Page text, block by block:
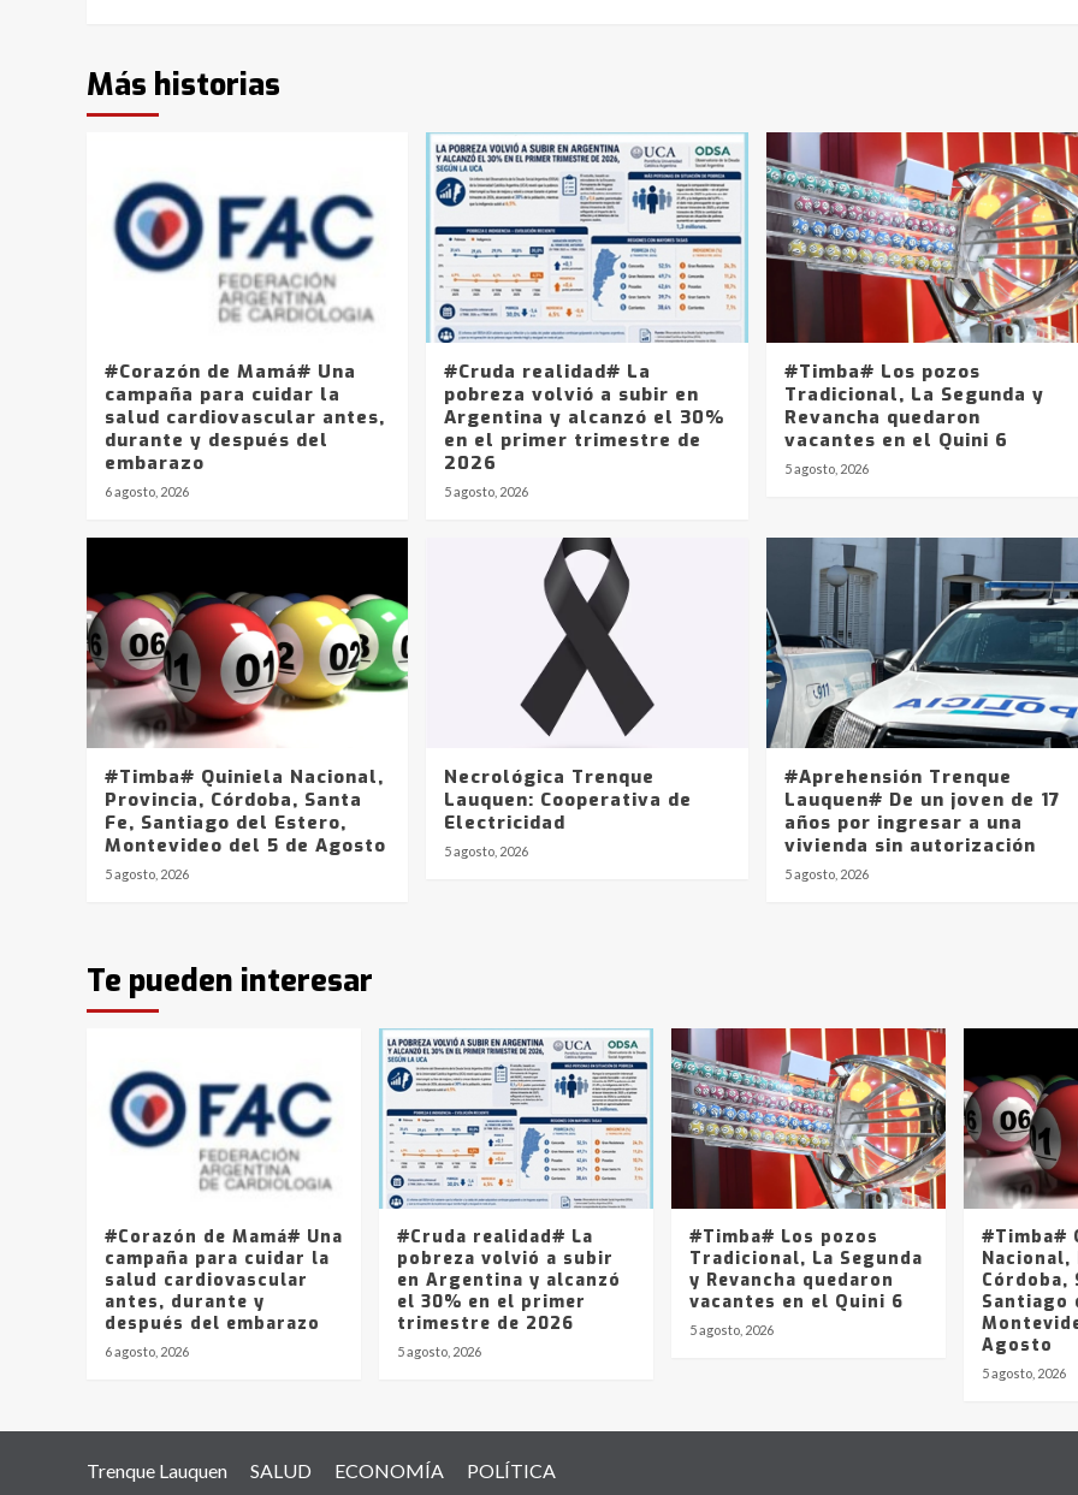
Más historias
#Corazón de Mamá# Una
campaña para cuidar la
salud cardiovascular antes,
durante y después del
embarazo
6 agosto, 2026
#Cruda realidad# La
pobreza volvió a subir en
Argentina y alcanzó el 30%
en el primer trimestre de
2026
5 agosto, 2026
#Timba# Los pozos
Tradicional, La Segunda y
Revancha quedaron
vacantes en el Quini 6
5 agosto, 2026
#Timba# Quiniela Nacional,
Provincia, Córdoba, Santa
Fe, Santiago del Estero,
Montevideo del 5 de Agosto
5 agosto, 2026
Necrológica Trenque
Lauquen: Cooperativa de
Electricidad
5 agosto, 2026
#Aprehensión Trenque
Lauquen# De un joven de 17
años por ingresar a una
vivienda sin autorización
5 agosto, 2026
Te pueden interesar
#Corazón de Mamá# Una
campaña para cuidar la
salud cardiovascular
antes, durante y
después del embarazo
6 agosto, 2026
#Cruda realidad# La
pobreza volvió a subir
en Argentina y alcanzó
el 30% en el primer
trimestre de 2026
5 agosto, 2026
#Timba# Los pozos
Tradicional, La Segunda
y Revancha quedaron
vacantes en el Quini 6
5 agosto, 2026
#Timba#
Nacional,
Córdoba,
Santiago
Agosto
5 agosto, 2026
Trenque Lauquen SALUD ECONOMÍA POLÍTICA